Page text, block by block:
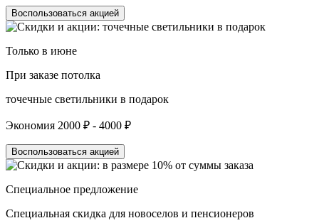
Воспользоваться акцией
Только в июне
При заказе потолка
точечные светильники в подарок
Экономия 2000 ₽ - 4000 ₽
Воспользоваться акцией
Специальное предложение
Специальная скидка для новоселов и пенсионеров